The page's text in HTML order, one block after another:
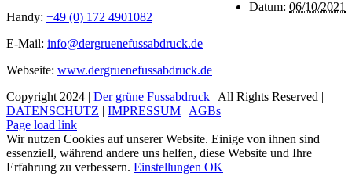
Datum: 06/10/2021
Handy: +49 (0) 172 4901082
E-Mail: info@dergruenefussabdruck.de
Webseite: www.dergruenefussabdruck.de
Copyright 2024 | Der grüne Fussabdruck | All Rights Reserved |
DATENSCHUTZ | IMPRESSUM | AGBs
Facebook
Instagram
Page load link
Wir nutzen Cookies auf unserer Website. Einige von ihnen sind
essenziell, während andere uns helfen, diese Website und Ihre
Erfahrung zu verbessern. Einstellungen OK